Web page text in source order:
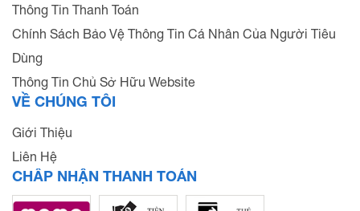
Thông Tin Thanh Toán
Chính Sách Bảo Vệ Thông Tin Cá Nhân Của Người Tiêu
Dùng
Thông Tin Chủ Sở Hữu Website
VỀ CHÚNG TÔI
Giới Thiệu
Liên Hệ
CHẤP NHẬN THANH TOÁN